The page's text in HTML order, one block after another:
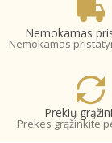
Nemokamas
Nemokamas
Prekių
Prekes grąžinkite